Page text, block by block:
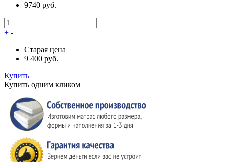
9740 руб.
+ -
Старая цена
9 400 руб.
Купить
Купить одним кликом